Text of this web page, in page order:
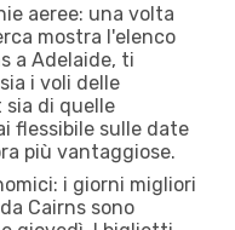
aeree: una volta
mostra l'elenco
a Adelaide, ti
i voli delle
sia di quelle
flessibile sulle date
più vantaggiose.
i giorni migliori
Cairns sono